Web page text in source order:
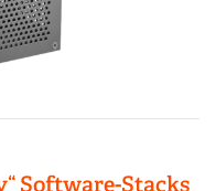
Software-Stacks